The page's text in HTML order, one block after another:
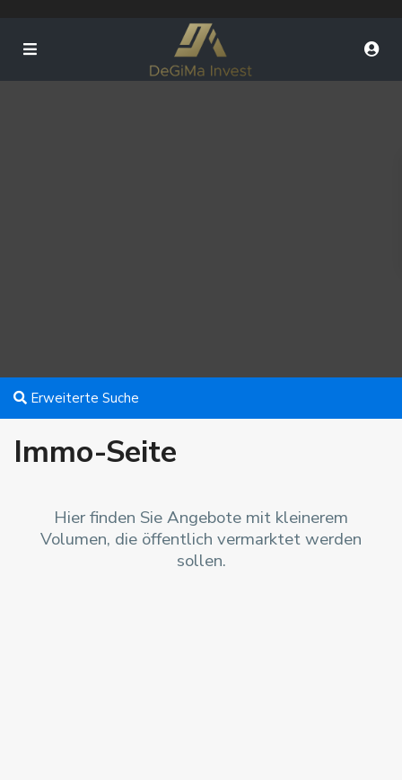
Erweiterte Suche
Immo-Seite
Hier finden Sie Angebote mit kleinerem
Volumen, die öffentlich vermarktet werden
sollen.